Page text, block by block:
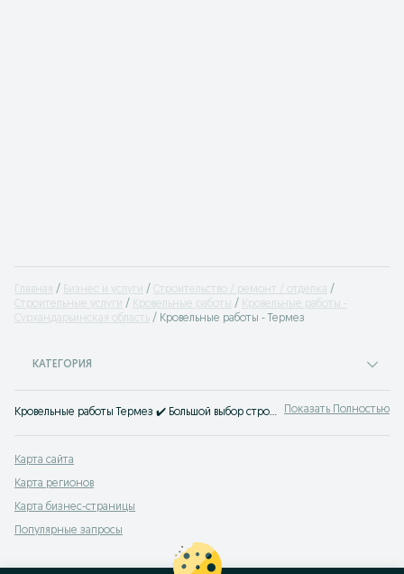
Главная Бизнес и услуги
Строительство / ремонт / отделка
Cтроительные услуги
Кровельные работы
Кровельные работы -
Сурхандарьинская область
Кровельные работы - Термез
КАТЕГОРИЯ
Кровельные работы Термез ✔️ Большой выбор строительных компаний и частных бригад ☝ Заказать ремонт и монтаж кровли под ключ можно на OLX.uz! Показать Полностью
Карта сайта
Карта регионов
Карта бизнес-страницы
Популярные запросы